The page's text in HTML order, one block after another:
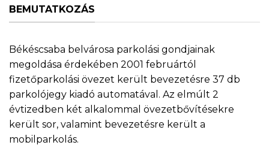
BEMUTATKOZÁS
Békéscsaba belvárosa parkolási gondjainak
megoldása érdekében 2001 februártól
fizetőparkolási övezet került bevezetésre 37 db
parkolójegy kiadó automatával. Az elmúlt 2
évtizedben két alkalommal övezetbővítésekre
került sor, valamint bevezetésre került a
mobilparkolás.